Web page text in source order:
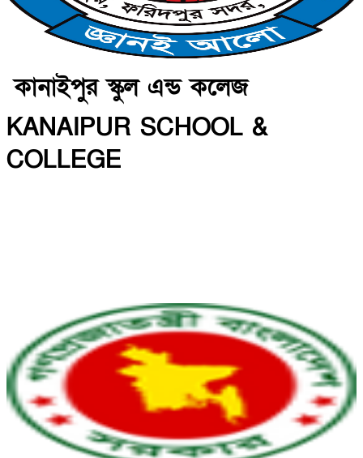
কানাইপুর স্কুল এন্ড কলেজ
KANAIPUR SCHOOL &
COLLEGE